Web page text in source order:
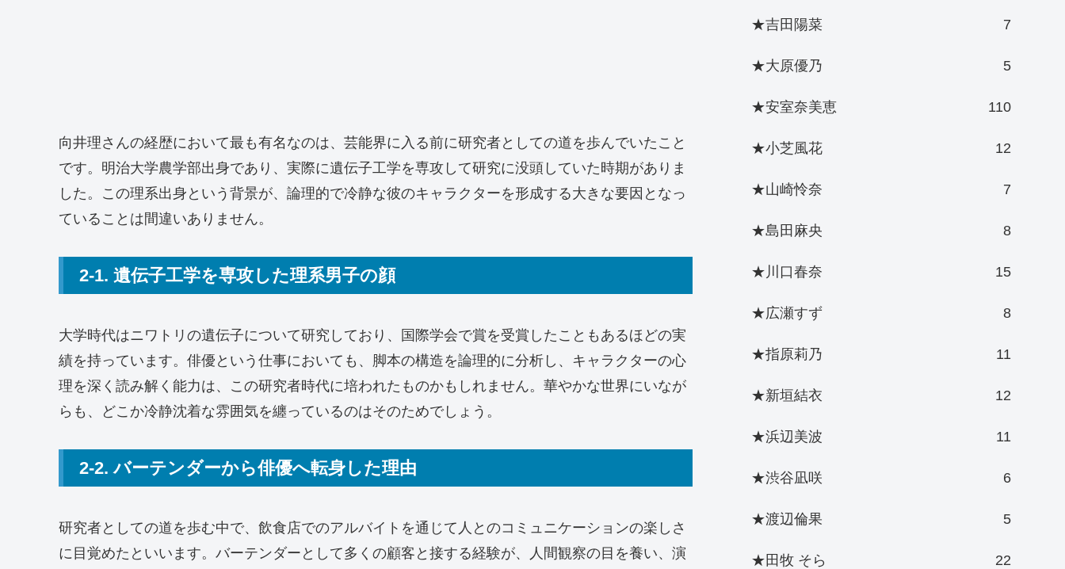
向井理さんの経歴において最も有名なのは、芸能界に入る前に研究者としての道を歩んでいたこと
です。明治大学農学部出身であり、実際に遺伝子工学を専攻して研究に没頭していた時期がありま
した。この理系出身という背景が、論理的で冷静な彼のキャラクターを形成する大きな要因となっ
ていることは間違いありません。
2-1. 遺伝子工学を専攻した理系男子の顔
大学時代はニワトリの遺伝子について研究しており、国際学会で賞を受賞したこともあるほどの実
績を持っています。俳優という仕事においても、脚本の構造を論理的に分析し、キャラクターの心
理を深く読み解く能力は、この研究者時代に培われたものかもしれません。華やかな世界にいなが
らも、どこか冷静沈着な雰囲気を纏っているのはそのためでしょう。
2-2. バーテンダーから俳優へ転身した理由
研究者としての道を歩む中で、飲食店でのアルバイトを通じて人とのコミュニケーションの楽しさ
に目覚めたといいます。バーテンダーとして多くの顧客と接する経験が、人間観察の目を養い、演
★吉田陽菜 7
★大原優乃 5
★安室奈美恵 110
★小芝風花 12
★山崎怜奈 7
★島田麻央 8
★川口春奈 15
★広瀬すず 8
★指原莉乃 11
★新垣結衣 12
★浜辺美波 11
★渋谷凪咲 6
★渡辺倫果 5
★田牧 そら 22